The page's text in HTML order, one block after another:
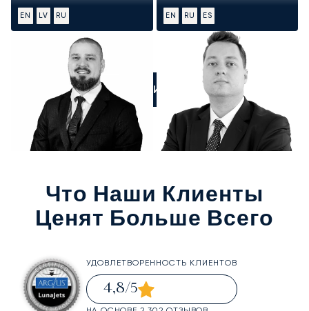
EN LV RU EN RU ES
ПОЗВОНИТЕ НАМ
Что Наши Клиенты
Ценят Больше Всего
УДОВЛЕТВОРЕННОСТЬ КЛИЕНТОВ
4,8/5